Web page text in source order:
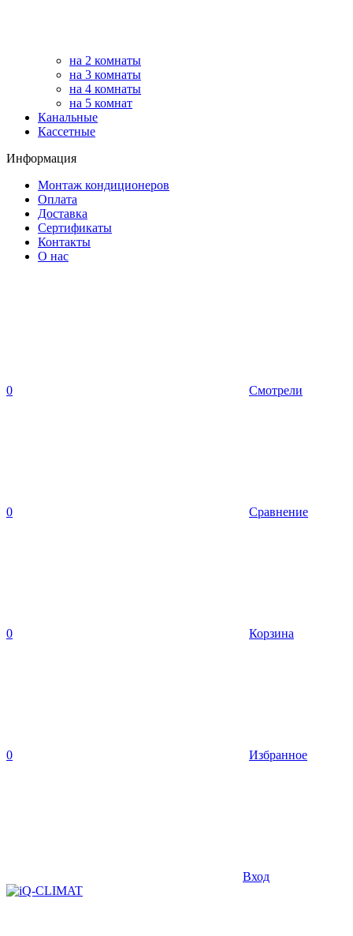
на 2 комнаты
на 3 комнаты
на 4 комнаты
на 5 комнат
Канальные
Кассетные
Информация
Монтаж кондиционеров
Оплата
Доставка
Сертификаты
Контакты
О нас
0 Смотрели
0 Сравнение
0 Корзина
0 Избранное
Вход